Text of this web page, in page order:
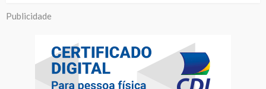
Publicidade